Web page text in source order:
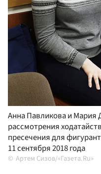
Анна Павликова и Мария
рассмотрения
пресечения для
11 сентября 2018 года
Артем Сизов/«Газета.Ru»